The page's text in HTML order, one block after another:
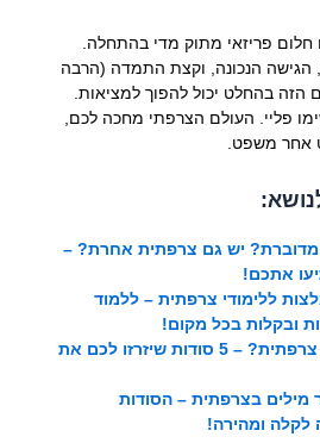
חלום פריזאי מתוק מדי בהתחלה.
הגישה הנכונה, וקצת התמדה (הרבה
בהחלט יכול להפוך למציאות.
פליי. העולם הצרפתי מחכה לכם,
אחר משפט.
יש גם צרפתית אחרת? –
אתכם!
ללימודי צרפתית – ללמוד
ובקלות בכל מקום!
האם קל ללמוד צרפתית? – 5 סודות שיזרזו לכם את
מילים בצרפתית – הסודות
לקלה ומהירה!